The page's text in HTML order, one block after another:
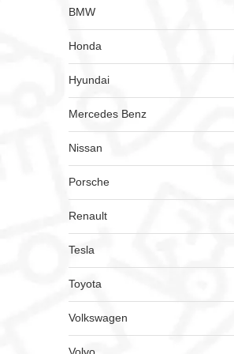
BMW
Honda
Hyundai
Mercedes Benz
Nissan
Porsche
Renault
Tesla
Toyota
Volkswagen
Volvo